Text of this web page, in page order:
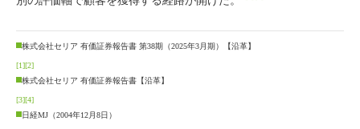
株式会社セリア 有価証券報告書 第38期（2025年3月期）【沿革】
[1][2]
株式会社セリア 有価証券報告書【沿革】
[3][4]
日経MJ（2004年12月8日）